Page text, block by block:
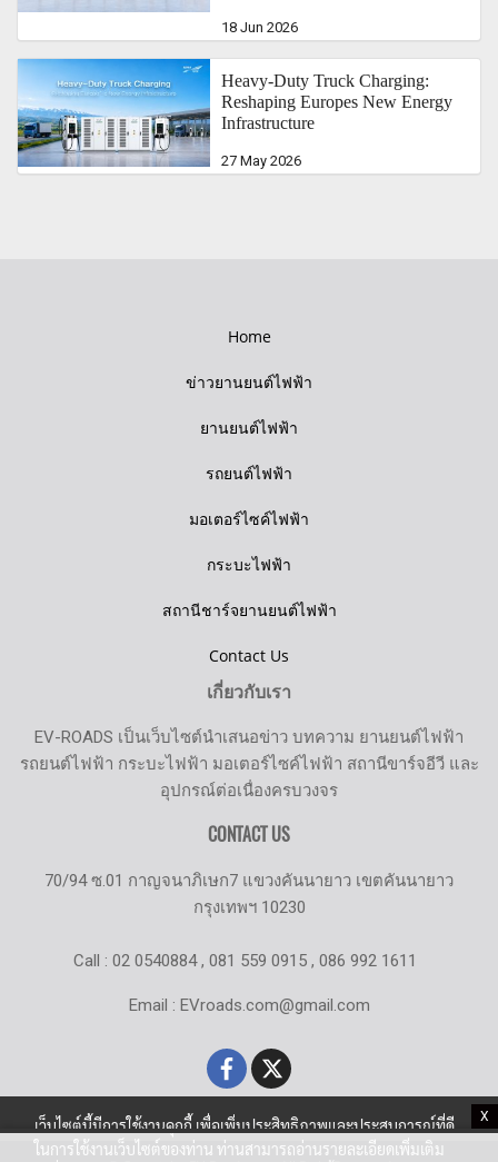
X
18 Jun 2026
Heavy-Duty Truck Charging:
Reshaping Europes New Energy
Infrastructure
27 May 2026
Home
ข่าวยานยนต์ไฟฟ้า
ยานยนต์ไฟฟ้า
รถยนต์ไฟฟ้า
มอเตอร์ไซค์ไฟฟ้า
กระบะไฟฟ้า
สถานีชาร์จยานยนต์ไฟฟ้า
Contact Us
เกี่ยวกับเรา
EV-ROADS เป็นเว็บไซต์นำเสนอข่าว บทความ ยานยนต์ไฟฟ้า
รถยนต์ไฟฟ้า กระบะไฟฟ้า มอเตอร์ไซค์ไฟฟ้า สถานีขาร์จอีวี และ
อุปกรณ์ต่อเนื่องครบวงจร
CONTACT US
70/94 ซ.01 กาญจนาภิเษก7 แขวงคันนายาว เขตคันนายาว
กรุงเทพฯ 10230
Call : 02 0540884 , 081 559 0915 , 086 992 1611
Email : EVroads.com@gmail.com
เว็บไซต์นี้มีการใช้งานคุกกี้ เพื่อเพิ่มประสิทธิภาพและประสบการณ์ที่ดี
ในการใช้งานเว็บไซต์ของท่าน ท่านสามารถอ่านรายละเอียดเพิ่มเติม